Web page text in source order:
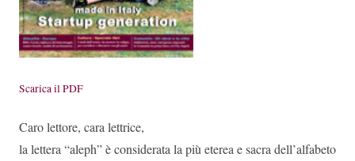
Scarica il PDF
Caro lettore, cara lettrice,
la lettera “aleph” è considerata la più eterea e sacra dell’alfabeto